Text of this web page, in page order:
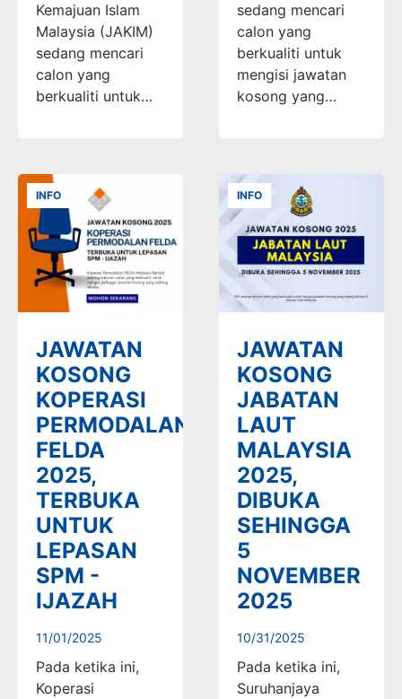
Kemajuan Islam
Malaysia (JAKIM)
sedang mencari
calon yang
berkualiti untuk…
sedang mencari
calon yang
berkualiti untuk
mengisi jawatan
kosong yang…
INFO
JAWATAN
KOSONG
KOPERASI
PERMODALAN
FELDA
2025,
TERBUKA
UNTUK
LEPASAN
SPM -
IJAZAH
11/01/2025
Pada ketika ini,
Koperasi
INFO
JAWATAN
KOSONG
JABATAN
LAUT
MALAYSIA
2025,
DIBUKA
SEHINGGA
5
NOVEMBER
2025
10/31/2025
Pada ketika ini,
Suruhanjaya